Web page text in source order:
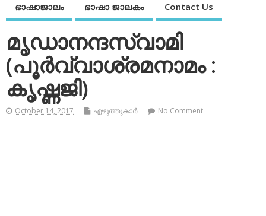
ഭാഷാജാലം ഭാഷാ ജാലകം Contact Us
മൃഡാനന്ദസ്വാമി
(പൂര്‍വ്വാശ്രമനാമം :
കൃഷ്ണജി)
October 14, 2017 എഴുത്തുകാര്‍ No Comment